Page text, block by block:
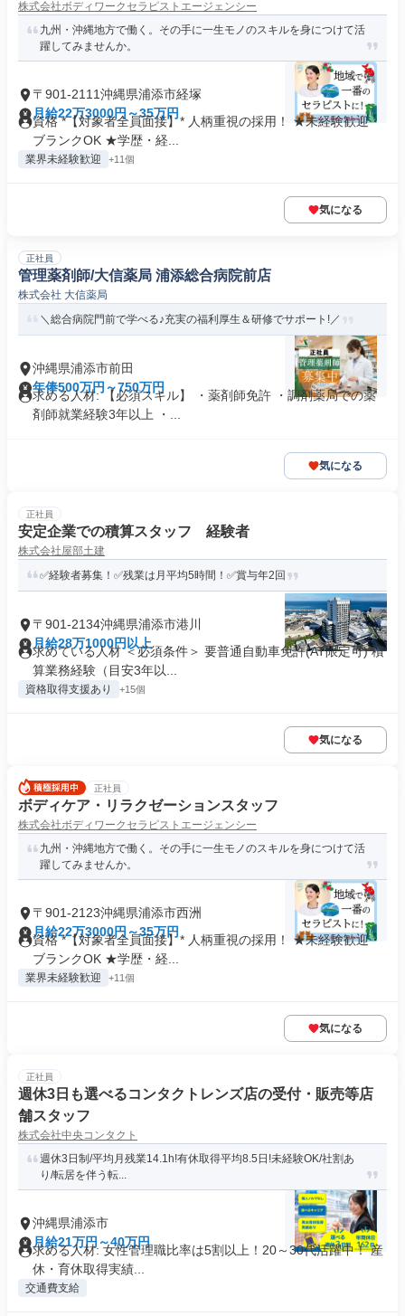
株式会社ボディワークセラピストエージェンシー
九州・沖縄地方で働く。その手に一生モノのスキルを身につけて活
躍してみませんか。
〒901-2111沖縄県浦添市経塚
月給22万3000円～35万円
資格 *【対象者全員面接】* 人柄重視の採用！ ★未経験歓迎・
ブランクOK ★学歴・経...
業界未経験歓迎 +11個
気になる
正社員
管理薬剤師/大信薬局 浦添総合病院前店
株式会社 大信薬局
＼総合病院門前で学べる♪充実の福利厚生＆研修でサポート!／
沖縄県浦添市前田
年俸500万円～750万円
求める人材: 【必須スキル】 ・薬剤師免許 ・調剤薬局での薬
剤師就業経験3年以上 ・...
気になる
正社員
安定企業での積算スタッフ 経験者
株式会社屋部土建
✅経験者募集！✅残業は月平均5時間！✅賞与年2回
〒901-2134沖縄県浦添市港川
月給28万1000円以上
求めている人材 ＜必須条件＞ 要普通自動車免許(AT限定可) 積
算業務経験（目安3年以...
資格取得支援あり +15個
気になる
正社員
ボディケア・リラクゼーションスタッフ
株式会社ボディワークセラピストエージェンシー
九州・沖縄地方で働く。その手に一生モノのスキルを身につけて活
躍してみませんか。
〒901-2123沖縄県浦添市西洲
月給22万3000円～35万円
資格 *【対象者全員面接】* 人柄重視の採用！ ★未経験歓迎・
ブランクOK ★学歴・経...
業界未経験歓迎 +11個
気になる
正社員
週休3日も選べるコンタクトレンズ店の受付・販売等店
舗スタッフ
株式会社中央コンタクト
週休3日制/平均月残業14.1h!有休取得平均8.5日!未経験OK/社割あ
り/転居を伴う転...
沖縄県浦添市
月給21万円～40万円
求める人材: 女性管理職比率は5割以上！20～30代活躍中！ 産
休・育休取得実績...
交通費支給